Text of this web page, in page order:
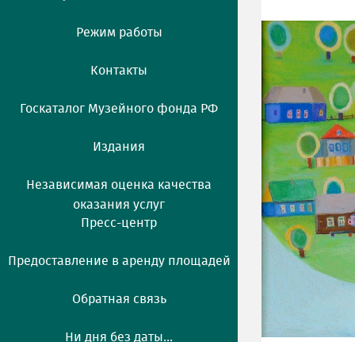
Режим работы
Контакты
Госкаталог Музейного фонда РФ
Издания
Независимая оценка качества
оказания услуг
Пресс-центр
Предоставление в аренду площадей
Обратная связь
Ни дня без даты...